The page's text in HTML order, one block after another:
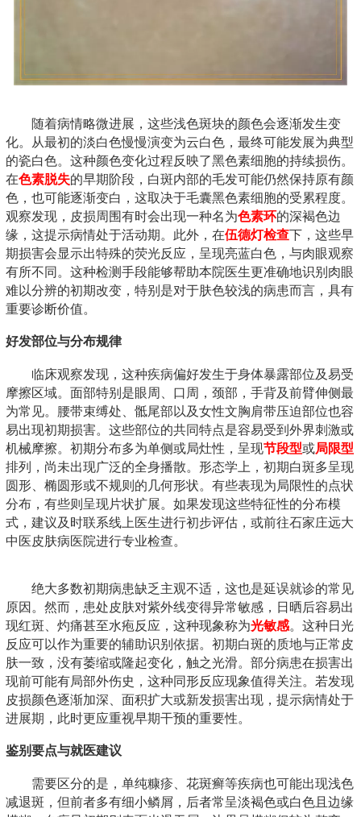
随着病情略微进展，这些浅色斑块的颜色会逐渐发生变
化。从最初的淡白色慢慢演变为云白色，最终可能发展为典型
的瓷白色。这种颜色变化过程反映了黑色素细胞的持续损伤。
在色素脱失的早期阶段，白斑内部的毛发可能仍然保持原有颜
色，也可能逐渐变白，这取决于毛囊黑色素细胞的受累程度。
观察发现，皮损周围有时会出现一种名为色素环的深褐色边
缘，这提示病情处于活动期。此外，在伍德灯检查下，这些早
期损害会显示出特殊的荧光反应，呈现亮蓝白色，与肉眼观察
有所不同。这种检测手段能够帮助本院医生更准确地识别肉眼
难以分辨的初期改变，特别是对于肤色较浅的病患而言，具有
重要诊断价值。
好发部位与分布规律
临床观察发现，这种疾病偏好发生于身体暴露部位及易受
摩擦区域。面部特别是眼周、口周，颈部，手背及前臂伸侧最
为常见。腰带束缚处、骶尾部以及女性文胸肩带压迫部位也容
易出现初期损害。这些部位的共同特点是容易受到外界刺激或
机械摩擦。初期分布多为单侧或局灶性，呈现节段型或局限型
排列，尚未出现广泛的全身播散。形态学上，初期白斑多呈现
圆形、椭圆形或不规则的几何形状。有些表现为局限性的点状
分布，有些则呈现片状扩展。如果发现这些特征性的分布模
式，建议及时联系线上医生进行初步评估，或前往石家庄远大
中医皮肤病医院进行专业检查。
绝大多数初期病患缺乏主观不适，这也是延误就诊的常见
原因。然而，患处皮肤对紫外线变得异常敏感，日晒后容易出
现红斑、灼痛甚至水疱反应，这种现象称为光敏感。这种日光
反应可以作为重要的辅助识别依据。初期白斑的质地与正常皮
肤一致，没有萎缩或隆起变化，触之光滑。部分病患在损害出
现前可能有局部外伤史，这种同形反应现象值得关注。若发现
皮损颜色逐渐加深、面积扩大或新发损害出现，提示病情处于
进展期，此时更应重视早期干预的重要性。
鉴别要点与就医建议
需要区分的是，单纯糠疹、花斑癣等疾病也可能出现浅色
减退斑，但前者多有细小鳞屑，后者常呈淡褐色或白色且边缘